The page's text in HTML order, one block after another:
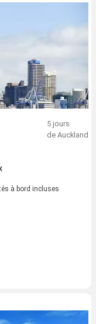
5 jours
de Auckland
à bord incluses